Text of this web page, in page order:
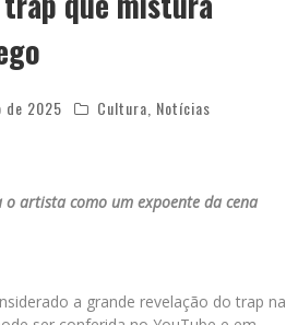
de 2025 Cultura Notícias
artista como um expoente da cena
a grande revelação do trap na